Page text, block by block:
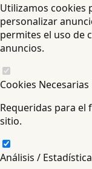
Utilizamos cookies
personalizar
permites el uso de
anuncios.
Cookies Necesarias
Requeridas para el
sitio.
Análisis /